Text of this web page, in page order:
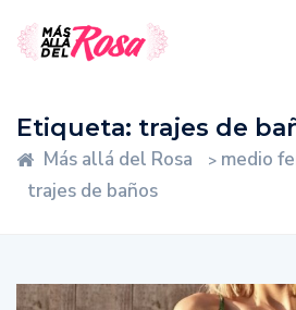
Etiqueta: trajes de
Más allá del Rosa > medio
trajes de baños